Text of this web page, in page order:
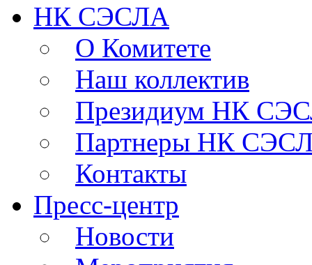
НК СЭСЛА
О Комитете
Наш коллектив
Президиум НК
Партнеры НК
Контакты
Пресс-центр
Новости